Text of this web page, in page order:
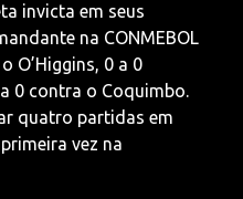
invicta em seus
na CONMEBOL
O’Higgins, 0 a 0
0 contra o Coquimbo.
quatro partidas em
vez na